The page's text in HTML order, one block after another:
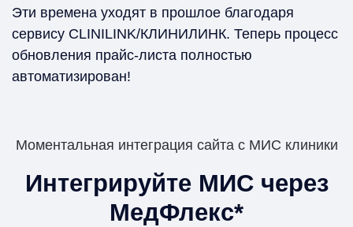
Эти времена уходят в прошлое благодаря
сервису CLINILINK/КЛИНИЛИНК. Теперь процесс
обновления прайс-листа полностью
автоматизирован!
Моментальная интеграция сайта с МИС клиники
Интегрируйте МИС через
МедФлекс*